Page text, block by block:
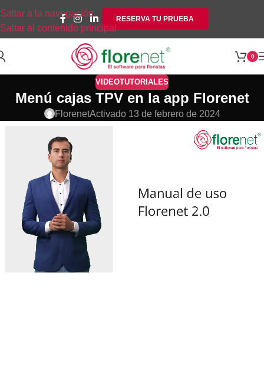
Saltar a la navegación
Saltar al contenido principal
RESERVA TU PRUEBA
0
VIDEOTUTORIALES
Menú cajas TPV en la app Florenet
FlorenetActivado 13 de febrero de 2024